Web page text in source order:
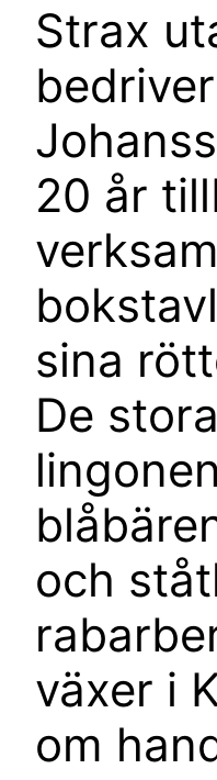
Strax
20 år
sina
De
och
växer i
om